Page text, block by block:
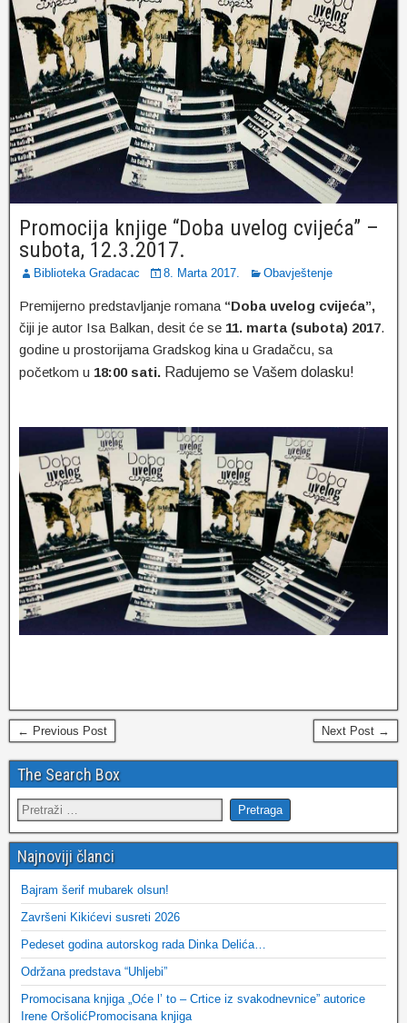
Promocija knjige “Doba uvelog cvijeća” –
subota, 12.3.2017.
Biblioteka Gradacac 8. Marta 2017. Obavještenje
Premijerno predstavljanje romana “Doba uvelog cvijeća”,
čiji je autor Isa Balkan, desit će se 11. marta (subota) 2017.
godine u prostorijama Gradskog kina u Gradačcu, sa
početkom u 18:00 sati. Radujemo se Vašem dolasku!
← Previous Post Next Post →
The Search Box
Najnoviji članci
Bajram šerif mubarek olsun!
Završeni Kikićevi susreti 2026
Pedeset godina autorskog rada Dinka Delića…
Održana predstava “Uhljebi”
Promocisana knjiga „Oće l’ to – Crtice iz svakodnevnice” autorice
Irene OršolićPromocisana knjiga